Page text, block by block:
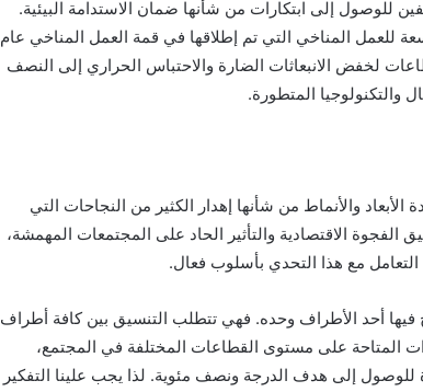
للوصول إلى ابتكارات من شأنها ضمان الاستدامة البيئية.
المناخي التي تم إطلاقها في قمة العمل المناخي عام
لخفض الانبعاثات الضارة والاحتباس الحراري إلى النصف
الأبعاد والأنماط من شأنها إهدار الكثير من النجاحات التي
الفجوة الاقتصادية والتأثير الحاد على المجتمعات المهمشة،
التعامل مع هذا التحدي بأسلوب فعال.
فيها أحد الأطراف وحده. فهي تتطلب التنسيق بين كافة أطراف
المتاحة على مستوى القطاعات المختلفة في المجتمع،
إلى هدف الدرجة ونصف مئوية. لذا يجب علينا التفكير